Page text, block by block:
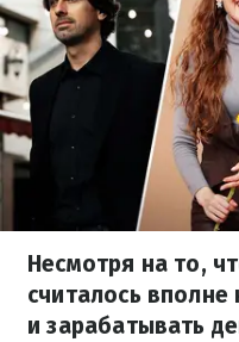
Несмотря на то,
считалось
и зарабатывать